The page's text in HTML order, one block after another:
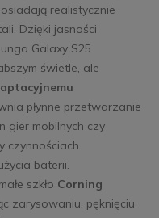
realistycznie
Dzięki jasności
Galaxy S25
świetle, ale
płynne przetwarzanie
gier mobilnych czy
czynnościach
baterii.
szkło Corning
zarysowaniu, pęknięciu